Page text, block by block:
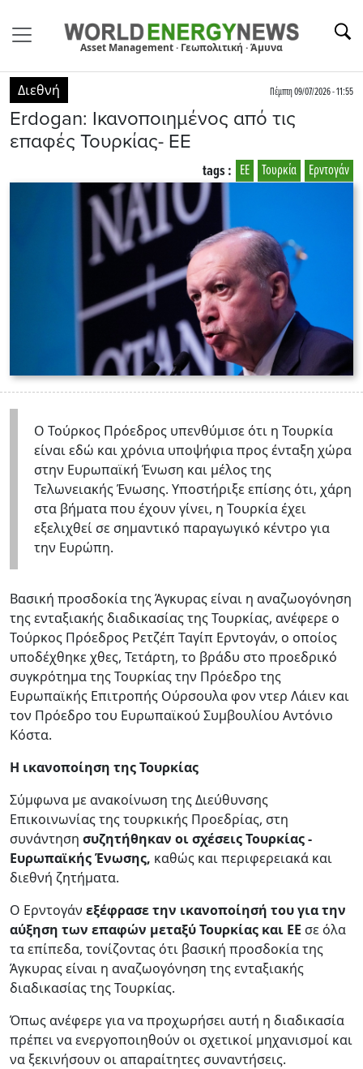
Asset Management · Γεωπολιτική · Άμυνα
Διεθνή Πέμπτη 09/07/2026 - 11:55
Erdogan: Ικανοποιημένος από τις
επαφές Τουρκίας- ΕΕ
Ερντογάν
Τουρκία
ΕΕ
tags :
Ο Τούρκος Πρόεδρος υπενθύμισε ότι η Τουρκία
είναι εδώ και χρόνια υποψήφια προς ένταξη χώρα
στην Ευρωπαϊκή Ένωση και μέλος της
Τελωνειακής Ένωσης. Υποστήριξε επίσης ότι, χάρη
στα βήματα που έχουν γίνει, η Τουρκία έχει
εξελιχθεί σε σημαντικό παραγωγικό κέντρο για
την Ευρώπη.
Bασική προσδοκία της Άγκυρας είναι η αναζωογόνηση
της ενταξιακής διαδικασίας της Τουρκίας, ανέφερε ο
Τούρκος Πρόεδρος Ρετζέπ Ταγίπ Ερντογάν, ο οποίος
υποδέχθηκε χθες, Τετάρτη, το βράδυ στο προεδρικό
συγκρότημα της Τουρκίας την Πρόεδρο της
Ευρωπαϊκής Επιτροπής Ούρσουλα φον ντερ Λάιεν και
τον Πρόεδρο του Ευρωπαϊκού Συμβουλίου Αντόνιο
Κόστα.
Η ικανοποίηση της Τουρκίας
Σύμφωνα με ανακοίνωση της Διεύθυνσης
Επικοινωνίας της τουρκικής Προεδρίας, στη
συνάντηση συζητήθηκαν οι σχέσεις Τουρκίας -
Ευρωπαϊκής Ένωσης, καθώς και περιφερειακά και
διεθνή ζητήματα.
Ο Ερντογάν εξέφρασε την ικανοποίησή του για την
αύξηση των επαφών μεταξύ Τουρκίας και ΕΕ σε όλα
τα επίπεδα, τονίζοντας ότι βασική προσδοκία της
Άγκυρας είναι η αναζωογόνηση της ενταξιακής
διαδικασίας της Τουρκίας.
Όπως ανέφερε για να προχωρήσει αυτή η διαδικασία
πρέπει να ενεργοποιηθούν οι σχετικοί μηχανισμοί και
να ξεκινήσουν οι απαραίτητες συναντήσεις.